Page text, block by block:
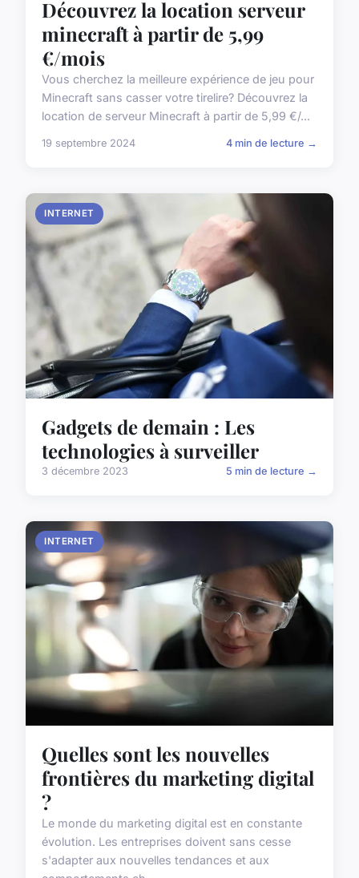
Découvrez la location serveur
minecraft à partir de 5,99
€/mois
Vous cherchez la meilleure expérience de jeu pour
Minecraft sans casser votre tirelire? Découvrez la
location de serveur Minecraft à partir de 5,99 €/...
19 septembre 2024 4 min de lecture →
INTERNET
Gadgets de demain : Les
technologies à surveiller
3 décembre 2023 5 min de lecture →
INTERNET
Quelles sont les nouvelles
frontières du marketing digital
?
Le monde du marketing digital est en constante
évolution. Les entreprises doivent sans cesse
s'adapter aux nouvelles tendances et aux